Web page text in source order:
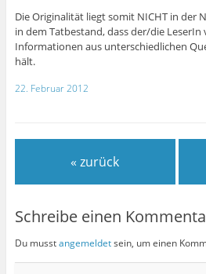
Die Originalität liegt somit NICHT in der
in dem Tatbestand, dass der/die
Informationen aus unterschiedlichen
hält.
22. Februar 2012
« zurück
Schreibe einen
Du musstangemeldetsein, um einen